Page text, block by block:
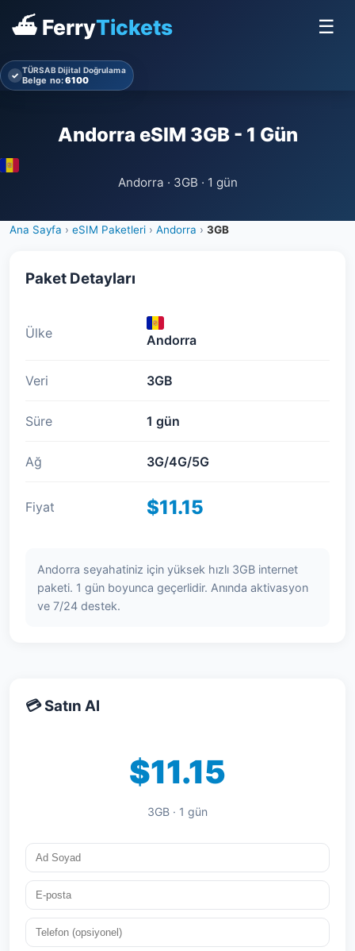
⛴ FerryTickets ☰
✓ TÜRSAB Dijital Doğrulama
Belge no:6100
Andorra eSIM 3GB - 1 Gün
Andorra · 3GB · 1 gün
Ana Sayfa › eSIM Paketleri › Andorra › 3GB
Paket Detayları
Ülke Andorra
Veri 3GB
Süre 1 gün
Ağ 3G/4G/5G
Fiyat $11.15
Andorra seyahatiniz için yüksek hızlı 3GB internet
paketi. 1 gün boyunca geçerlidir. Anında aktivasyon
ve 7/24 destek.
💳 Satın Al
$11.15
3GB · 1 gün